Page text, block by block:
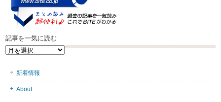
記事を一気に読む
記
新着情報
About